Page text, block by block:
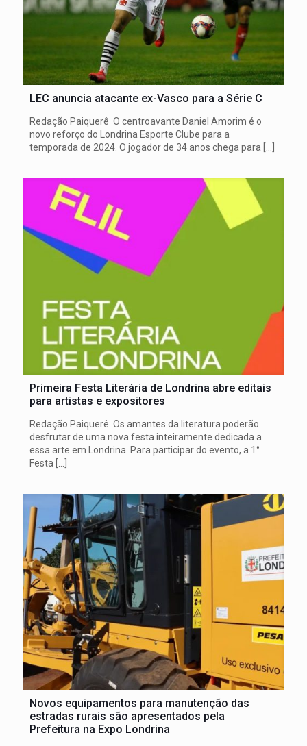
LEC anuncia atacante ex-Vasco para a Série C
Redação Paiquerê O centroavante Daniel Amorim é o
novo reforço do Londrina Esporte Clube para a
temporada de 2024. O jogador de 34 anos chega para
Primeira Festa Literária de Londrina abre editais
para artistas e expositores
Redação Paiquerê Os amantes da literatura poderão
desfrutar de uma nova festa inteiramente dedicada a
essa arte em Londrina. Para participar do evento, a 1°
Festa […]
Novos equipamentos para manutenção das
estradas rurais são apresentados pela
Prefeitura na Expo Londrina